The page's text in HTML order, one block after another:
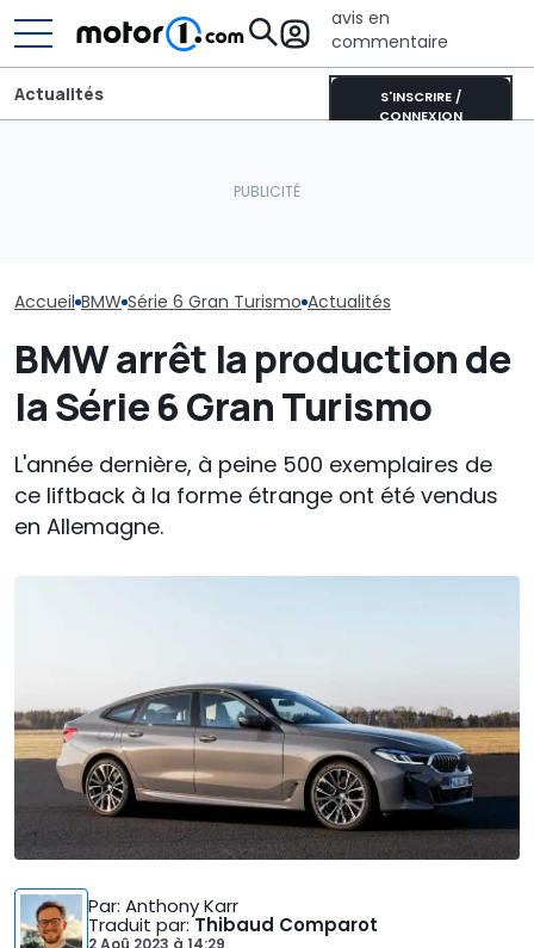
avis en
commentaire
S'INSCRIRE /
CONNEXION
Actualités
Accueil BMW Série 6 Gran Turismo Actualités
BMW arrêt la production de
la Série 6 Gran Turismo
L'année dernière, à peine 500 exemplaires de
ce liftback à la forme étrange ont été vendus
en Allemagne.
Par: Anthony Karr
Traduit par:Thibaud Comparot